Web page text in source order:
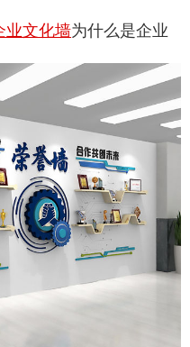
业文化墙为什么是企业